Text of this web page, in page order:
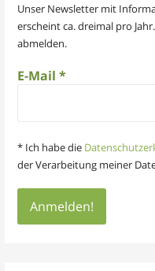
Unser Newsletter mit
erscheint ca. dreimal pro
abmelden.
E-Mail*
* Ich habe die
der Verarbeitung meiner